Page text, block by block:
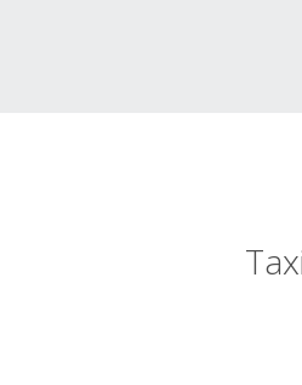
Taxi